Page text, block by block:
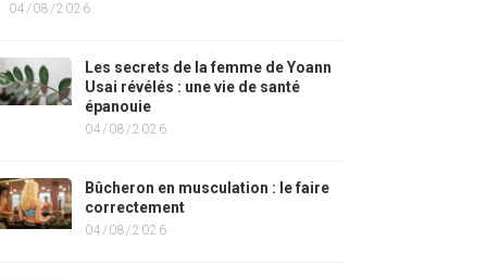
04/08/2026
Les secrets de la femme de Yoann
Usai révélés : une vie de santé
épanouie
04/08/2026
Bûcheron en musculation : le faire
correctement
04/08/2026